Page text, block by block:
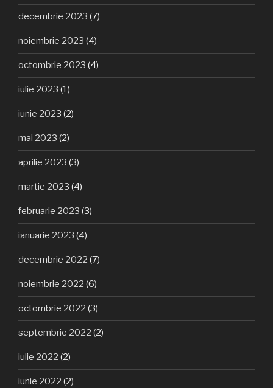
decembrie 2023 (7)
noiembrie 2023 (4)
octombrie 2023 (4)
iulie 2023 (1)
iunie 2023 (2)
mai 2023 (2)
aprilie 2023 (3)
martie 2023 (4)
februarie 2023 (3)
ianuarie 2023 (4)
decembrie 2022 (7)
noiembrie 2022 (6)
octombrie 2022 (3)
septembrie 2022 (2)
iulie 2022 (2)
iunie 2022 (2)